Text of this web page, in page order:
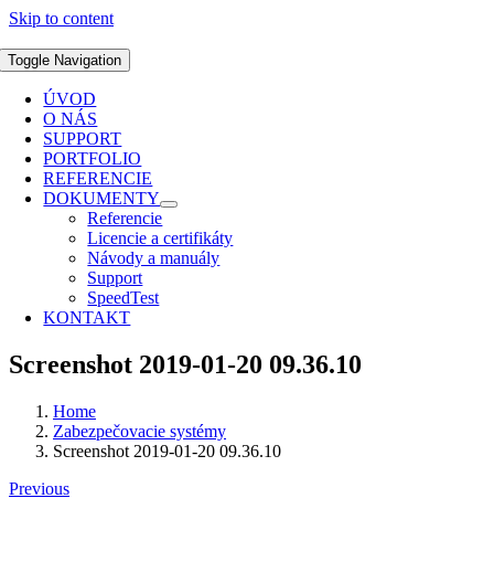
Skip to content
Toggle Navigation
ÚVOD
O NÁS
SUPPORT
PORTFOLIO
REFERENCIE
DOKUMENTY
Referencie
Licencie a certifikáty
Návody a manuály
Support
SpeedTest
KONTAKT
Screenshot 2019-01-20 09.36.10
Home
Zabezpečovacie systémy
Screenshot 2019-01-20 09.36.10
Previous